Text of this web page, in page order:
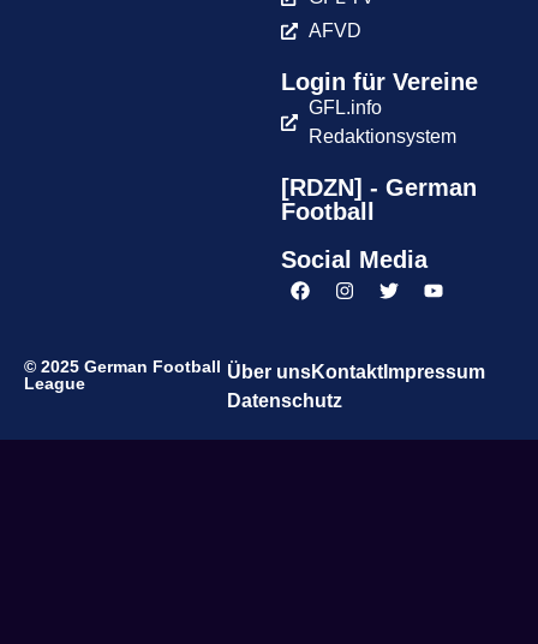
AFVD
Login für Vereine
GFL.info
Redaktionsystem
[RDZN] - German
Football
Social Media
© 2025 German Football
League
Über unsKontaktImpressum
Datenschutz